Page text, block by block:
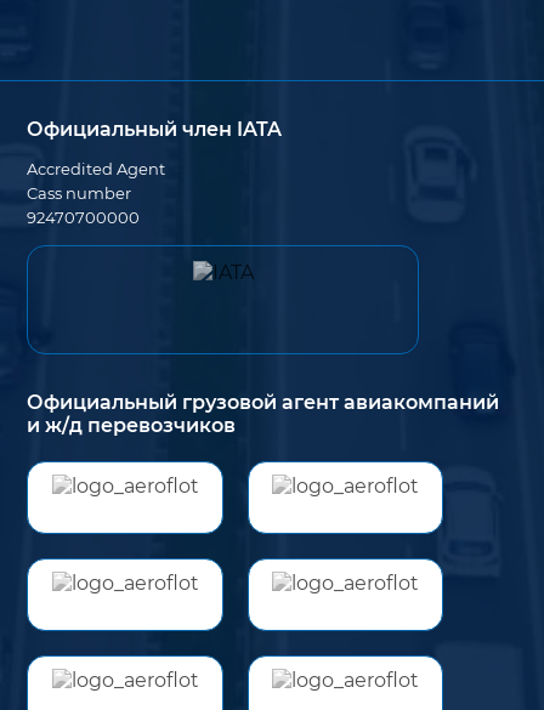
Официальный член IATA
Accredited Agent
Cass number
92470700000
Официальный грузовой агент авиакомпаний
и ж/д перевозчиков